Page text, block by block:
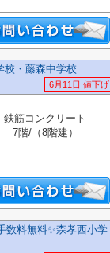
校・藤森中学校
6月11日 値下げ
鉄筋コンクリート
7階/（8階建）
数料無料✨️森孝西小学